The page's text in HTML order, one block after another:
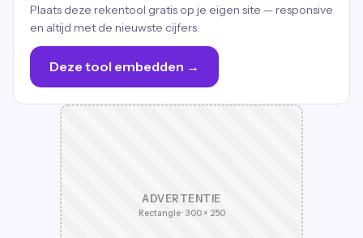
Plaats deze rekentool gratis op je eigen site — responsive
en altijd met de nieuwste cijfers.
Deze tool embedden →
ADVERTENTIE
Rectangle · 300 × 250